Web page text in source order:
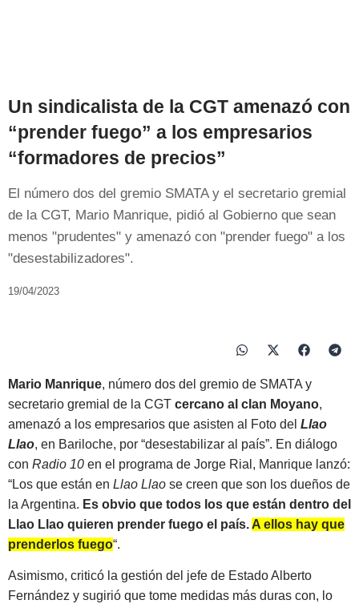
Un sindicalista de la CGT amenazó con
“prender fuego” a los empresarios
“formadores de precios”
El número dos del gremio SMATA y el secretario gremial
de la CGT, Mario Manrique, pidió al Gobierno que sean
menos "prudentes" y amenazó con "prender fuego" a los
"desestabilizadores".
19/04/2023
Mario Manrique, número dos del gremio de SMATA y
secretario gremial de la CGT cercano al clan Moyano,
amenazó a los empresarios que asisten al Foto del Llao
Llao, en Bariloche, por “desestabilizar al país”. En diálogo
con Radio 10 en el programa de Jorge Rial, Manrique lanzó:
“Los que están en Llao Llao se creen que son los dueños de
la Argentina. Es obvio que todos los que están dentro del
Llao Llao quieren prender fuego el país. A ellos hay que
prenderlos fuego“.
Asimismo, criticó la gestión del jefe de Estado Alberto
Fernández y sugirió que tome medidas más duras con, lo